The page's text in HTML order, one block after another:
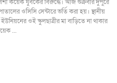
কয়েক যুবকের বিরুদ্ধে। আজ শুক্রবার দুপুরে
ওসিসি সেন্টারে ভর্তি করা হয়। স্থানীয়
ওই স্কুলছাত্রীর মা বাড়িতে না থাকার
...